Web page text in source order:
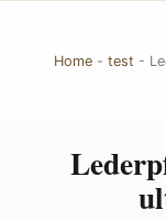
Home - test -